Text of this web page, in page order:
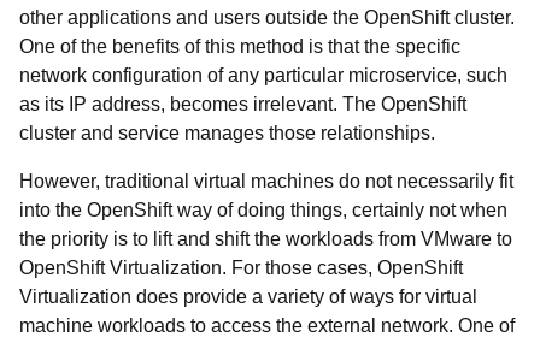
other applications and users outside the OpenShift cluster.
One of the benefits of this method is that the specific
network configuration of any particular microservice, such
as its IP address, becomes irrelevant. The OpenShift
cluster and service manages those relationships.
However, traditional virtual machines do not necessarily fit
into the OpenShift way of doing things, certainly not when
the priority is to lift and shift the workloads from VMware to
OpenShift Virtualization. For those cases, OpenShift
Virtualization does provide a variety of ways for virtual
machine workloads to access the external network. One of